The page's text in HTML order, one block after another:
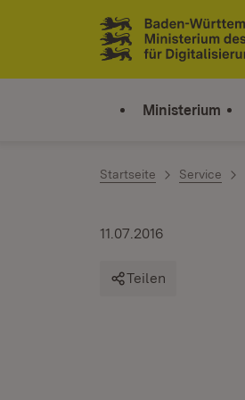
Zum Inhalt springen
Link zur Startseite
Ministerium
Startseite Service
11.07.2016
Teilen